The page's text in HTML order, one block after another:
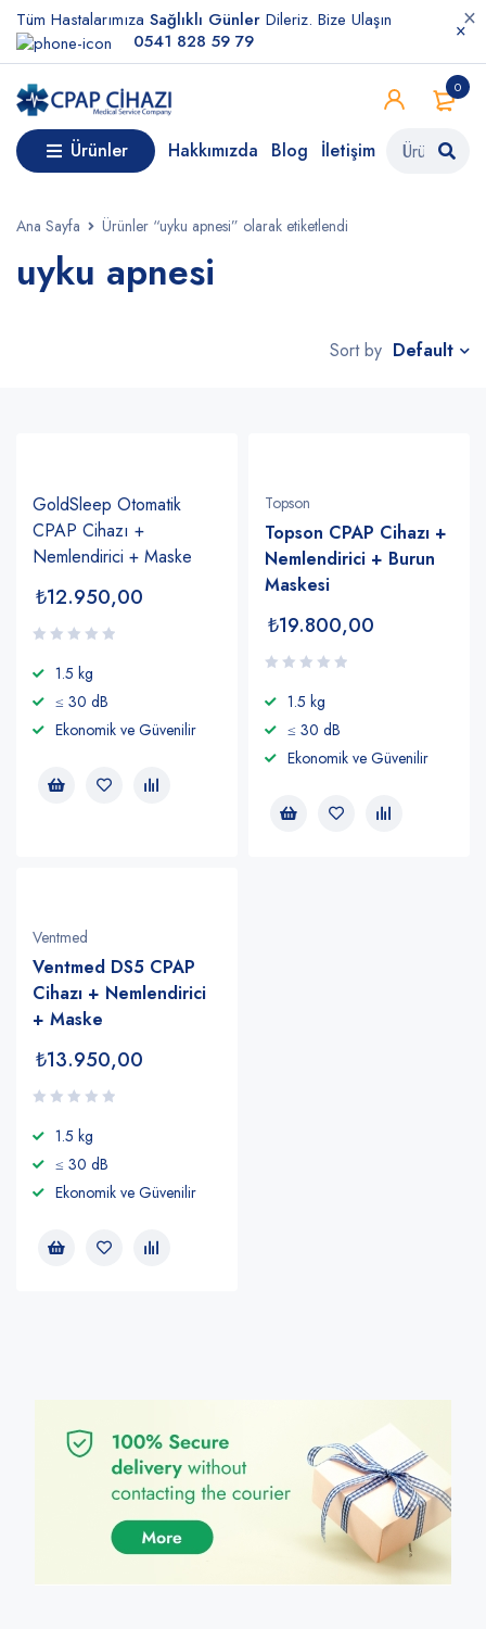
Tüm Hastalarımıza Sağlıklı Günler Dileriz. Bize Ulaşın
0541 828 59 79
0
Ürünler Hakkımızda Blog İletişim
Ana Sayfa Ürünler “uyku apnesi” olarak etiketlendi
uyku apnesi
Sort by Default
GoldSleep Otomatik
CPAP Cihazı +
Nemlendirici + Maske
₺12.950,00
1.5 kg
≤ 30 dB
Ekonomik ve Güvenilir
Topson
Topson CPAP Cihazı +
Nemlendirici + Burun
Maskesi
₺19.800,00
1.5 kg
≤ 30 dB
Ekonomik ve Güvenilir
Ventmed
Ventmed DS5 CPAP
Cihazı + Nemlendirici
+ Maske
₺13.950,00
1.5 kg
≤ 30 dB
Ekonomik ve Güvenilir